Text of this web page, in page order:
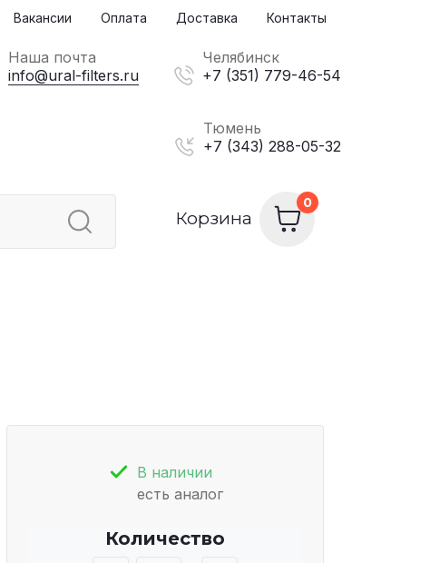
Корзина
Вакансии Оплата Доставка Контакты
Наша почта
info@ural-filters.ru
Челябинск
+7 (351) 779-46-54
Тюмень
+7 (343) 288-05-32
В наличии
есть аналог
Количество